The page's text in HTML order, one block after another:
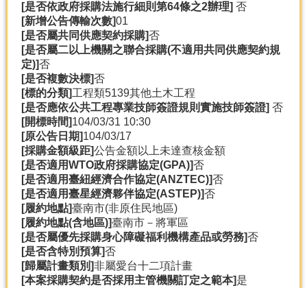
[是否依政府採購法施行細則第64條之2辦理] 否
[新增公告傳輸次數]01
[是否屬共同供應契約採購]否
[是否屬二以上機關之聯合採購(不適用共同供應契約規
定)]否
[是否複數決標]否
[標的分類]工程類5139其他土木工程
[是否應依公共工程專業技師簽證規則實施技師簽證] 否
[開標時間]104/03/31 10:30
[原公告日期]104/03/17
[採購金額級距]公告金額以上未達查核金額
[是否適用WTO政府採購協定(GPA)]否
[是否適用臺紐經濟合作協定(ANZTEC)]否
[是否適用臺星經濟夥伴協定(ASTEP)]否
[履約地點]臺南市(非原住民地區)
[履約地點(含地區)]臺南市－將軍區
[是否屬優先採購身心障礙福利機構產品或勞務]否
[是否含特別預算]否
[歸屬計畫類別]非屬愛台十二項計畫
[本案採購契約是否採用主管機關訂定之範本]是